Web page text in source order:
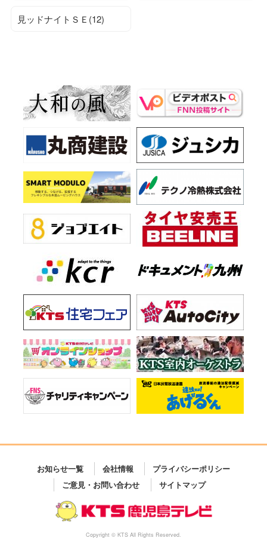
見ッドナイトＳＥ(12)
お知らせ一覧 会社情報
プライバシーポリシー
ご意見・お問い合わせ
サイトマップ
Copyright © KTS All Rights Reserved.